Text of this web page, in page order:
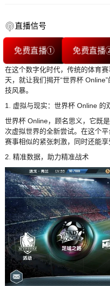
直播信号
免费直播① 免费直播
在这个数字化时代，传统的体育
天，就让我们揭开“世界杯
技风暴。
1. 虚拟与现实：世界杯 Online 的
世界杯 Online，顾名思义，它既
次虚拟世界的全新尝试。在这个
赛事相似的紧张刺激，同时还能享
2. 精准数据，助力精准战术